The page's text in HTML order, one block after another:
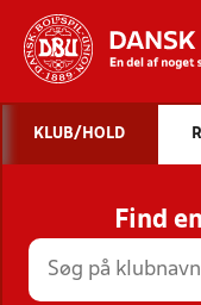
STILLINGER,
KLUB/HOLD
Find